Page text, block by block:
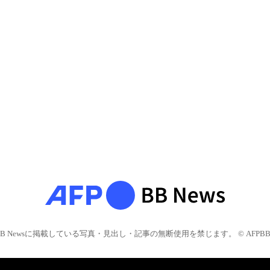
Newsに掲載している写真・見出し・記事の無断使用を禁じます。 © AFPBB